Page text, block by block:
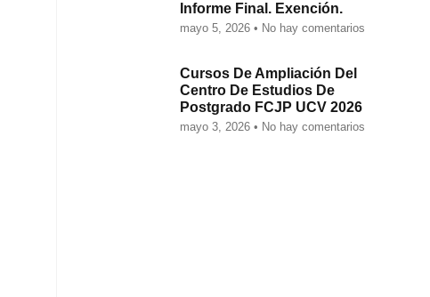
Informe Final. Exención.
mayo 5, 2026 No hay comentarios
Cursos De Ampliación Del
Centro De Estudios De
Postgrado FCJP UCV 2026
mayo 3, 2026 No hay comentarios